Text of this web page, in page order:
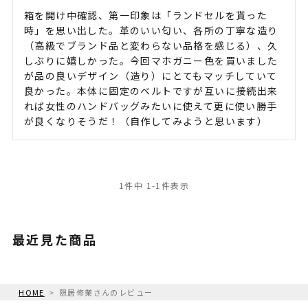
箱を開け中確認、第一印象は「ランドセルを貰った
時」を思い出した。革のいい匂い、各所の丁寧な造り
（高級でブランド品と変わらない品格を感じる）、久
しぶりに嬉しかった。今回マホガニー色を買いました
が品の良いデザイン（造り）にとてもマッチしていて
良かった。本体に固定のベルトですが互いに接続出来
れば女性のハンドバッグみたいに使えて更に使い勝手
が良くなりそうだ！（自作してみようと思います）
1件中 1 -1 件表示
最近見た商品
HOME 隠居修業さんのレビュー